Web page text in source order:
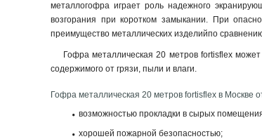
металлогофра играет роль надежного
возгорания при коротком замыкании. При
преимущество металлических изделийпо
Гофра металлическая 20 метров fortisflex
содержимого от грязи, пыли и влаги.
Гофра металлическая 20 метров fortisflex в Москве
возможностью прокладки в сырых
хорошей пожарной безопасностью;